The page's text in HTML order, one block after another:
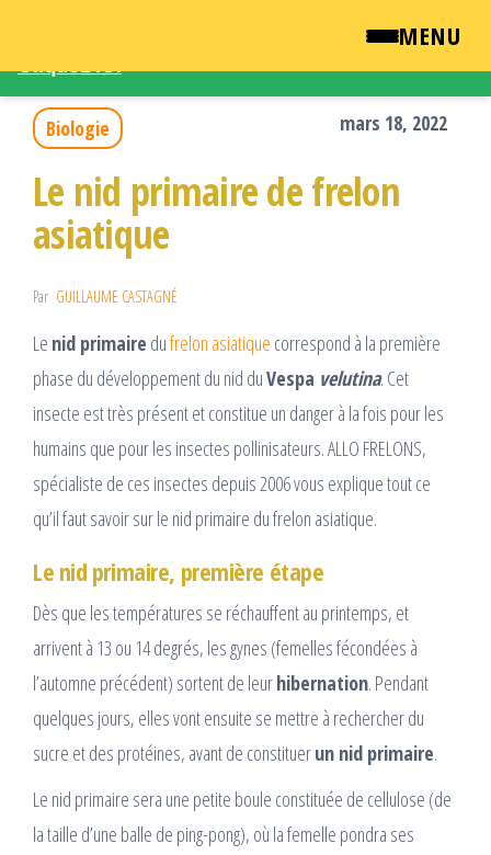
MENU
QUI SOMMES NOUS ?
NEWSROOM
TARIFS
ENGLISH
CONTACT
Passer
contenu
Biologie mars 18, 2022
Le nid primaire de frelon
asiatique
Par GUILLAUME CASTAGNÉ
Le nid primaire dufrelon asiatique correspond à la première
phase du développement du nid duVespa velutina. Cet
insecte est très présent et constitue un danger à la fois pour les
humains que pour les insectes pollinisateurs. ALLO FRELONS,
spécialiste de ces insectes depuis 2006 vous explique tout ce
qu’il faut savoir sur le nid primaire du frelon asiatique.
Le nid primaire, première étape
Dès que les températures se réchauffent au printemps, et
arrivent à 13 ou 14 degrés, les gynes (femelles fécondées à
l’automne précédent) sortent de leurhibernation. Pendant
quelques jours, elles vont ensuite se mettre à rechercher du
sucre et des protéines, avant de constituerun nid primaire.
Le nid primaire sera une petite boule constituée de cellulose (de
la taille d’une balle de ping-pong), où la femelle pondra ses
Une demande d'intervention – Une question ?